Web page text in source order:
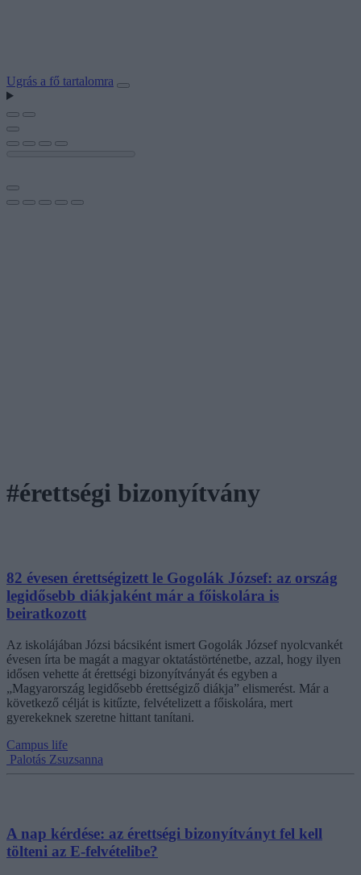
Ugrás a fő tartalomra
#érettségi bizonyítvány
82 évesen érettségizett le Gogolák József: az ország
legidősebb diákjaként már a főiskolára is
beiratkozott
Az iskolájában Józsi bácsiként ismert Gogolák József nyolcvankét
évesen írta be magát a magyar oktatástörténetbe, azzal, hogy ilyen
idősen vehette át érettségi bizonyítványát és egyben a
„Magyarország legidősebb érettségiző diákja” elismerést. Már a
következő célját is kitűzte, felvételizett a főiskolára, mert
gyerekeknek szeretne hittant tanítani.
Campus life
Palotás Zsuzsanna
A nap kérdése: az érettségi bizonyítványt fel kell
tölteni az E-felvételibe?